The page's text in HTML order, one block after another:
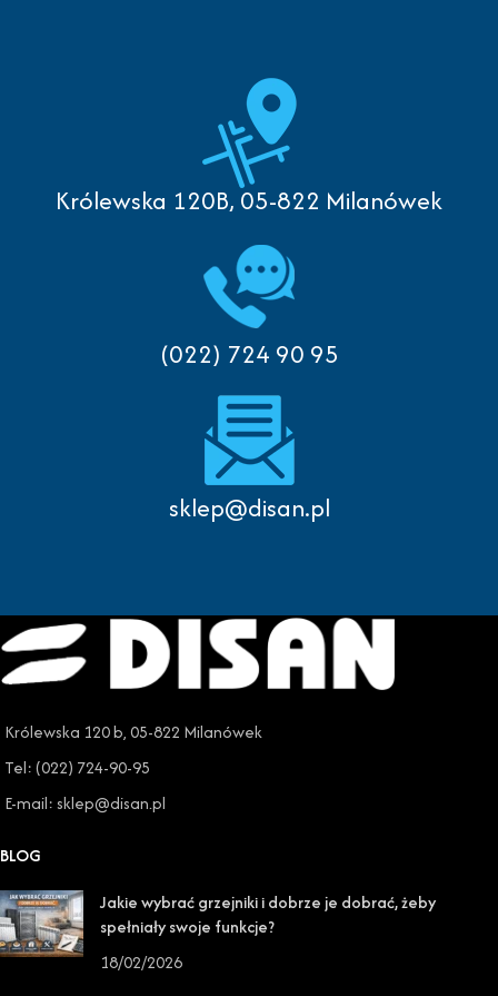
Królewska 120B, 05-822 Milanówek
(022) 724 90 95
sklep@disan.pl
Królewska 120 b, 05-822 Milanówek
Tel: (022) 724-90-95
E-mail: sklep@disan.pl
BLOG
Jakie wybrać grzejniki i dobrze je dobrać, żeby
spełniały swoje funkcje?
18/02/2026